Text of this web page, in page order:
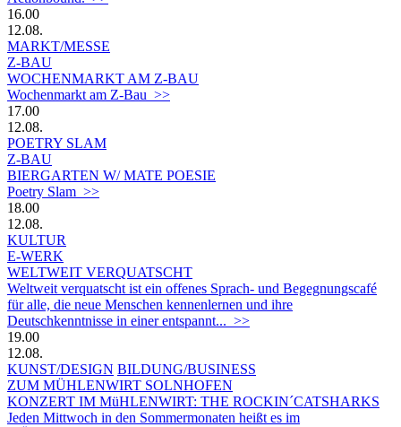
16.00
12.08.
MARKT/MESSE
Z-BAU
WOCHENMARKT AM Z-BAU
Wochenmarkt am Z-Bau >>
17.00
12.08.
POETRY SLAM
Z-BAU
BIERGARTEN W/ MATE POESIE
Poetry Slam >>
18.00
12.08.
KULTUR
E-WERK
WELTWEIT VERQUATSCHT
Weltweit verquatscht ist ein offenes Sprach- und Begegnungscafé
für alle, die neue Menschen kennenlernen und ihre
Deutschkenntnisse in einer entspannt... >>
19.00
12.08.
KUNST/DESIGN BILDUNG/BUSINESS
ZUM MÜHLENWIRT SOLNHOFEN
KONZERT IM MüHLENWIRT: THE ROCKIN´CATSHARKS
Jeden Mittwoch in den Sommermonaten heißt es im